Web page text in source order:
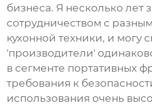
бизнеса. Я несколько лет
сотрудничеством с
кухонной техники, и могу
'производители'
в сегменте портативных
требования к
использования очень